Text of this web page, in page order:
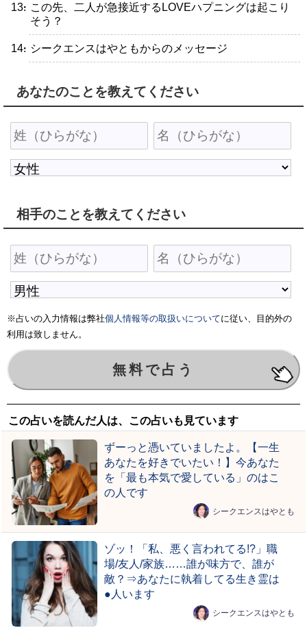
・この先、二人が急接近するLOVEハプニングは起こり
そう？
・シークエンスはやともからのメッセージ
あなたのことを教えてください
相手のことを教えてください
※占いの入力情報は弊社個人情報等の取扱いについてに従い、目的外の
利用は致しません。
この占いを読んだ人は、この占いも見ています
ずーっと憑いていましたよ。【一生
あなたを好きでいたい！】今あなた
を「最も本気で愛している」のはこ
の人です
シークエンスはやとも
ゾッ！「私、悪く言われてる!?」職
場/友人/家族……誰が味方で、誰が
敵？⇒あなたに執着してる生き霊は
●人います
シークエンスはやとも